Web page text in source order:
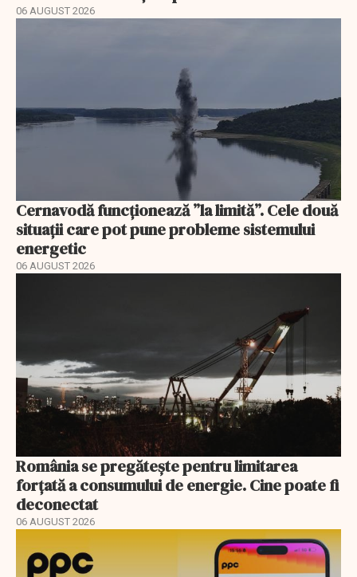
06 AUGUST 2026
Cernavodă funcționează ”la limită”. Cele două
situații care pot pune probleme sistemului
energetic
06 AUGUST 2026
România se pregătește pentru limitarea
forțată a consumului de energie. Cine poate fi
deconectat
06 AUGUST 2026